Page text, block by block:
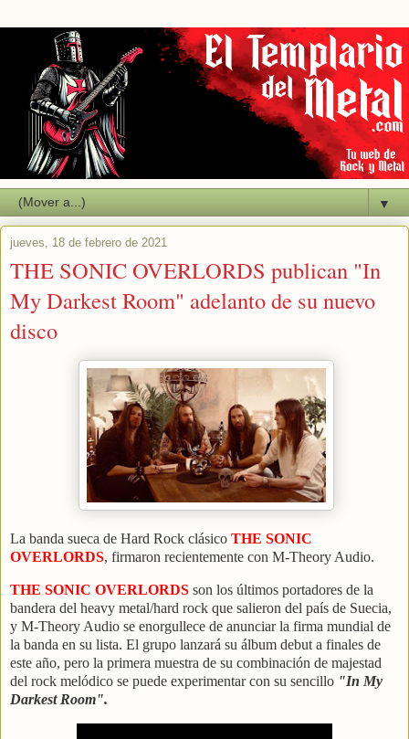
▼
jueves, 18 de febrero de 2021
THE SONIC OVERLORDS publican "In
My Darkest Room" adelanto de su nuevo
disco
La banda sueca de Hard Rock clásico THE SONIC
OVERLORDS, firmaron recientemente con M-Theory Audio.
THE SONIC OVERLORDS son los últimos portadores de la
bandera del heavy metal/hard rock que salieron del país de Suecia,
y M-Theory Audio se enorgullece de anunciar la firma mundial de
la banda en su lista. El grupo lanzará su álbum debut a finales de
este año, pero la primera muestra de su combinación de majestad
del rock melódico se puede experimentar con su sencillo "In My
Darkest Room".